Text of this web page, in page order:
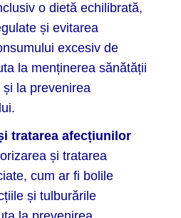
o dietă echilibrată,
și evitarea
excesiv de
la menținerea sănătății
la prevenirea
tratarea afecțiunilor
și tratarea
cum ar fi bolile
și tulburările